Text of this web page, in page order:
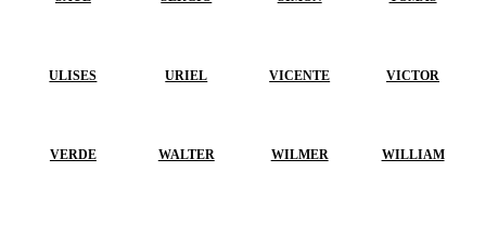
ULISES URIEL VICENTE VICTOR
VERDE WALTER WILMER WILLIAM